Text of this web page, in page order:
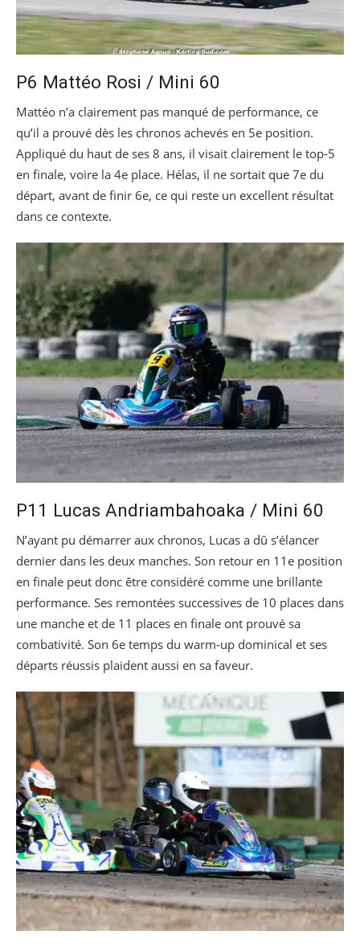
P6 Mattéo Rosi / Mini 60
Mattéo n’a clairement pas manqué de performance, ce
qu’il a prouvé dès les chronos achevés en 5e position.
Appliqué du haut de ses 8 ans, il visait clairement le top-5
en finale, voire la 4e place. Hélas, il ne sortait que 7e du
départ, avant de finir 6e, ce qui reste un excellent résultat
dans ce contexte.
P11 Lucas Andriambahoaka / Mini 60
N’ayant pu démarrer aux chronos, Lucas a dû s’élancer
dernier dans les deux manches. Son retour en 11e position
en finale peut donc être considéré comme une brillante
performance. Ses remontées successives de 10 places dans
une manche et de 11 places en finale ont prouvé sa
combativité. Son 6e temps du warm-up dominical et ses
départs réussis plaident aussi en sa faveur.